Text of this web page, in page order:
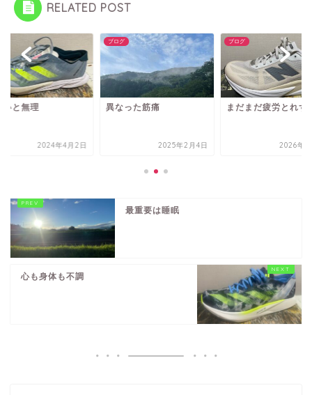
RELATED POST
いと無理
2024年4月2日
ブログ
異なった筋痛
2025年2月4日
ブログ
まだまだ疲労とれず
2026年3
最重要は睡眠
心も身体も不調